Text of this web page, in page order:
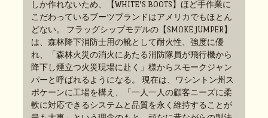
しか作れないため、【WHITE’S BOOTS】ほど手作業に
こだわっているブーツブランドはアメリカでもほとん
どない。 フラッグシップモデルの【SMOKE JUMPER】
は、森林降下消防士用の靴として耐火性、強度に優
れ、「森林火災の消火にあたる消防隊員が飛行機から
降下し煙立つ火災現場に赴く」様からスモークジャン
パーと呼ばれるようになる。 現在は、ワシントン州ス
ポケーンに工場を構え、「一人一人の顧客ニーズに柔
軟に対応できるシステムと品質を永く維持することが